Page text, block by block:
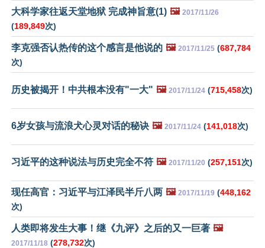
大科学家往返天堂地狱 完成神旨意(1) 🖼️ 2017/11/26
(189,849次)
李克强否认热传的这个感言是他说的 🖼️ 2017/11/25 (687,784
次)
历史被揭开！中共根本没有"一大" 🖼️ 2017/11/24 (715,458次)
6岁女孩与流浪犬心灵对话的秘诀 🖼️ 2017/11/24 (141,018次)
习近平的这种说法与历史完全不符 🖼️ 2017/11/20 (257,151次)
现任高官：习近平与江泽民半斤八两 🖼️ 2017/11/19 (448,162
次)
人类即将发生大事！继《九评》之后的又一巨著 🖼️
2017/11/18 (278,732次)